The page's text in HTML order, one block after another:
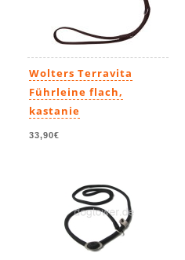
Wolters Terravita
Führleine flach,
kastanie
33,90€